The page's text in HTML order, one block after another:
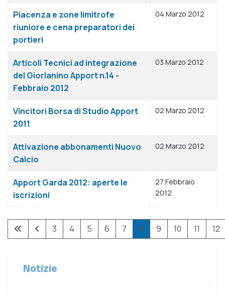
Piacenza e zone limitrofe
riuniore e cena preparatori dei
portieri
04 Marzo 2012
Articoli Tecnici ad integrazione
del Giorlanino Apport n.14 -
Febbraio 2012
03 Marzo 2012
Vincitori Borsa di Studio Apport
2011
02 Marzo 2012
Attivazione abbonamenti Nuovo
Calcio
02 Marzo 2012
Apport Garda 2012: aperte le
iscrizioni
27 Febbraio
2012
Pagina 8 di 45
3 4 5 6 7 8 9 10 11 12
Notizie